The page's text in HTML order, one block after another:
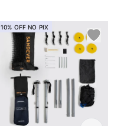
10% OFF NO PIX